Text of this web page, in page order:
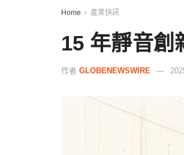
Home 產業快訊
15 年靜音創
作者 GLOBENEWSWIRE